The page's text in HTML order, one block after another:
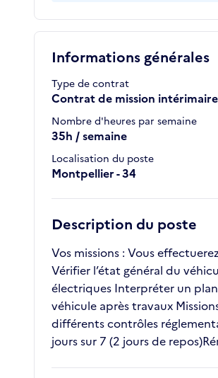
Informations générales
Type de contrat
Contrat de mission intérimaire
Nombre d'heures par semaine
35h / semaine
Localisation du poste
Montpellier - 34
Description du poste
Vos missions : Vous
Vérifier l’état général du
électriques Interpréter un plan
véhicule après travaux
différents contrôles
jours sur 7 (2 jours de